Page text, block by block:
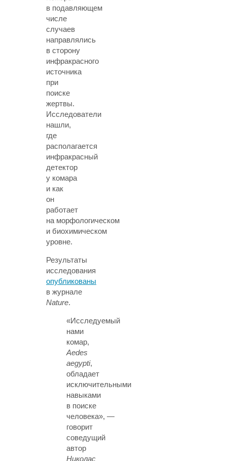
в подавляющем
числе
случаев
направлялись
в сторону
инфракрасного
источника
при
поиске
жертвы.
Исследователи
нашли,
где
располагается
инфракрасный
детектор
у комара
и как
он
работает
на морфологическом
и биохимическом
уровне.
Результаты
исследования
опубликованы
в журнале
Nature.
«Исследуемый
нами
комар,
Aedes
aegypti,
обладает
исключительными
навыками
в поиске
человека», —
говорит
соведущий
автор
Николас